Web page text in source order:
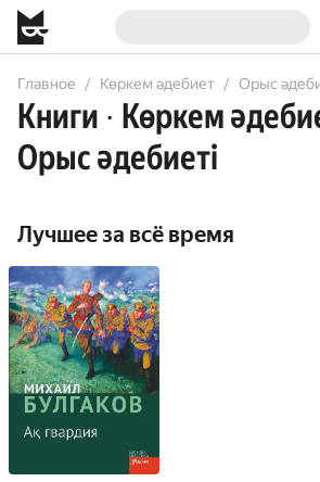
Главное Көркем әдебиет Орыс
AllBooks
Книги • Көркем
Орыс әдебиеті
Лучшее за всё время